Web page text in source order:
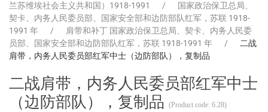
兰苏维埃社会主义共和国）1918-1991
国家政治保卫总局、
契卡、内务人民委员部、国家安全部和边防部队红军，苏联 1918-
1991 年
肩带和补丁 国家政治保卫总局、契卡、内务人民委
员部、国家安全部和边防部队红军，苏联 1918-1991 年
二战
肩带，内务人民委员部红军中士（边防部队），复制品
二战肩带，内务人民委员部红军中士
（边防部队），复制品
(Product code: 6.28)